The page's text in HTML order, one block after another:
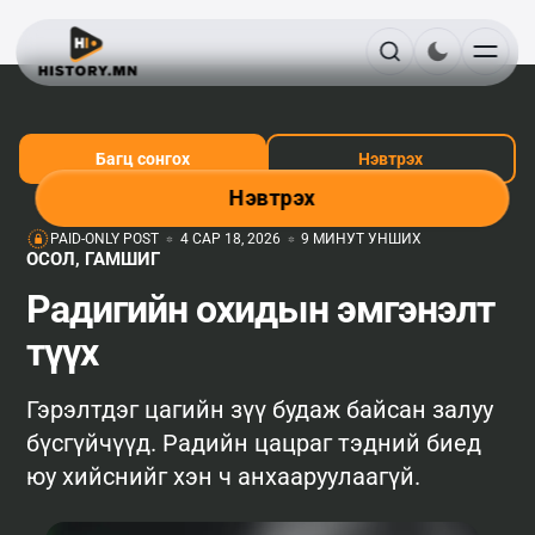
Нэвтрэх
Багц сонгох Нэвтрэх
PAID-ONLY POST 4 САР 18, 2026 9 МИНУТ УНШИХ
ОСОЛ, ГАМШИГ
Радигийн охидын эмгэнэлт
түүх
Гэрэлтдэг цагийн зүү будаж байсан залуу
бүсгүйчүүд. Радийн цацраг тэдний биед
юу хийснийг хэн ч анхааруулаагүй.